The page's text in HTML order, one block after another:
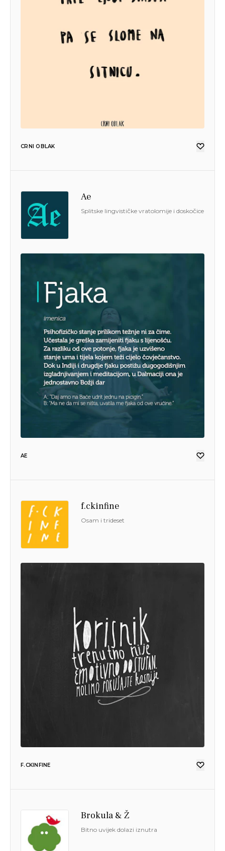
CRNI OBLAK
Ae
Splitske lingvističke vratolomije i doskočice
AE
f.ckinfine
Osam i trideset
F.CKINFINE
Brokula & Ž
Bitno uvijek dolazi iznutra